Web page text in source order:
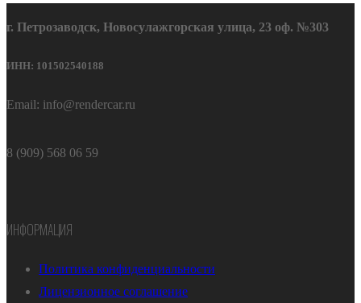
г. Петрозаводск, Новосулажгорская улица, 23 оф. №303
ИНН: 101502540188
Email: info@rendercar.ru
8 (909) 568 06 59
ИНФОРМАЦИЯ
Политика конфиденциальности
Лицензионное соглашение